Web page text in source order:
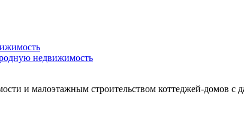
недвижимость
и малоэтажным строительством коттеджей-домов